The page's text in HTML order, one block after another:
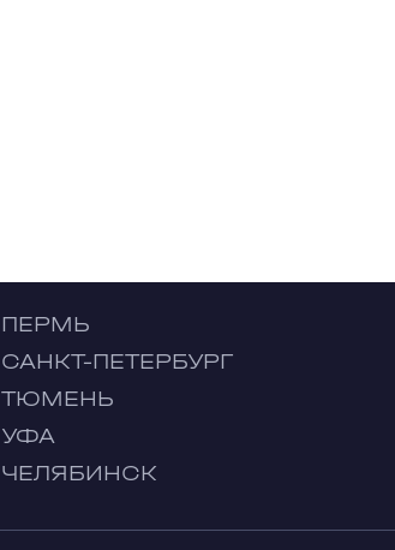
ПЕРМЬ
САНКТ-ПЕТЕРБУРГ
ТЮМЕНЬ
УФА
ЧЕЛЯБИНСК